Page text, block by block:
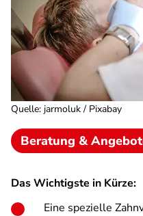
Quelle: jarmoluk / Pixabay
Beratung &
Das Wichtigste in Kürze:
Eine spezielle